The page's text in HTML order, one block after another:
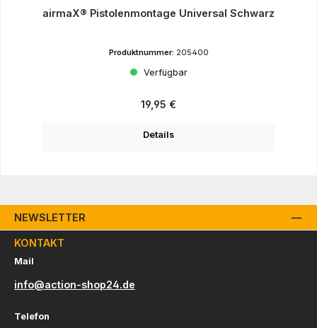
airmaX® Pistolenmontage Universal Schwarz
Produktnummer: 205400
Verfügbar
Regulärer Preis:
19,95 €
Details
NEWSLETTER
KONTAKT
Mail
info@action-shop24.de
Telefon